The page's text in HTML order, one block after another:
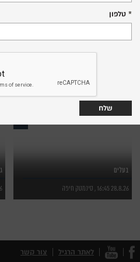
9.8.26 18:30 , סינמטק חיפה
לפרטים נוספים
לרכישת כרטיסים
לפרטים נוספים
בעלים
28.8.26 16:45 , סינמטק חיפה
לאתר הרגיל צור קשר
טלפון